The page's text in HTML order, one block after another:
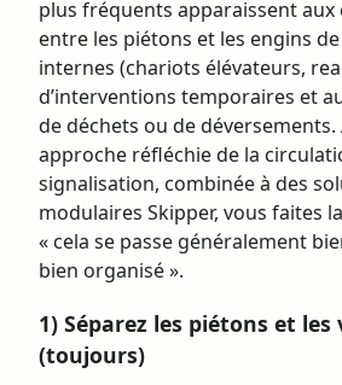
plus fréquents apparaissent aux
entre les piétons et les engins
internes (chariots élévateurs,
d’interventions temporaires et
de déchets ou de déversements.
approche réfléchie de la
signalisation, combinée à des
modulaires Skipper, vous faites
« cela se passe généralement
bien organisé ».
1) Séparez les piétons et les
(toujours)